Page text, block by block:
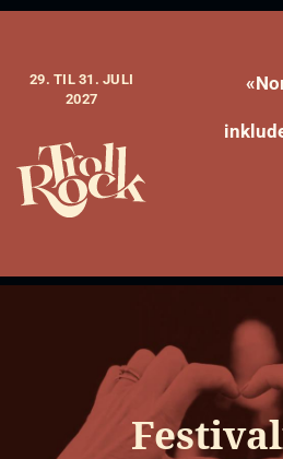
29. TIL 31. JULI
2027